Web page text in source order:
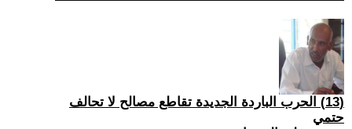
(13) الحرب الباردة الجديدة تقاطع مصالح لا تحالف
حتمي